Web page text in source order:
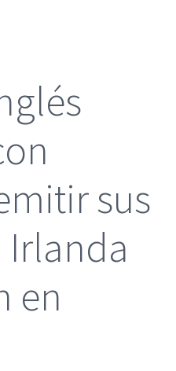
sus
Irlanda
en